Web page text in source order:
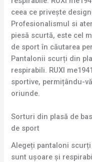
ceea ce privește
Profesionalismul si
piesă scurtă, este cel
de sport în căutarea
Pantalonii scurți din
respirabili. RUXI
sportive, permițându-
oriunde.
Sorturi din plasă de
de sport
Alegeți pantaloni scurți
sunt ușoare și